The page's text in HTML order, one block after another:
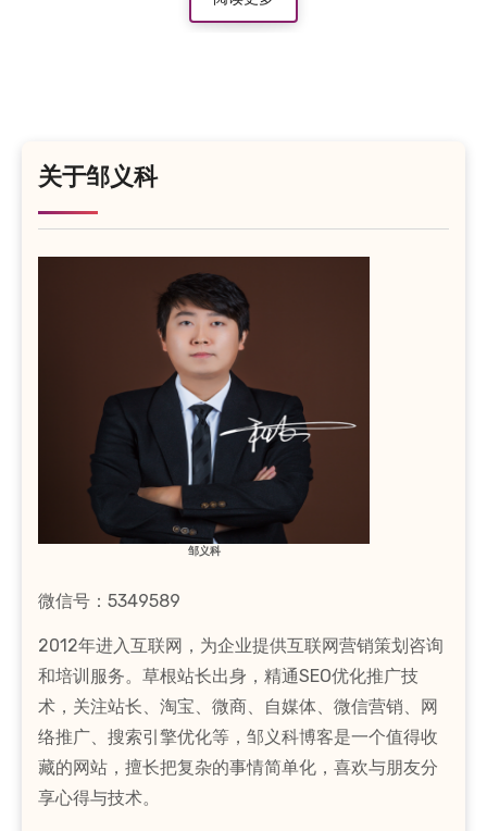
关于邹义科
邹义科
微信号：5349589
2012年进入互联网，为企业提供互联网营销策划咨询
和培训服务。草根站长出身，精通SEO优化推广技
术，关注站长、淘宝、微商、自媒体、微信营销、网
络推广、搜索引擎优化等，邹义科博客是一个值得收
藏的网站，擅长把复杂的事情简单化，喜欢与朋友分
享心得与技术。